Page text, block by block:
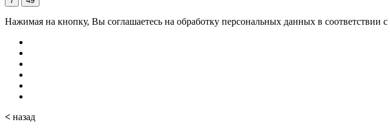
Нажимая на кнопку, Вы соглашаетесь на обработку персональных данных в соответствии с
< назад